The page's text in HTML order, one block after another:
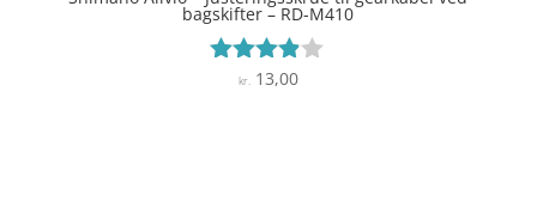
bagskifter – RD-M410
Vurderet
kr.13,00